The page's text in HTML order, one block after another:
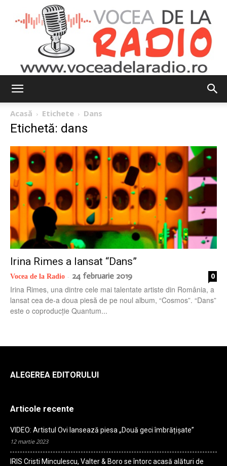
la
radio
Acasă Etichete Dans
Etichetă: dans
Irina Rimes a lansat “Dans”
Vocea de la Radio - 24 februarie 2019 0
Irina Rimes, una dintre cele mai talentate artiste din România, a
lansat cea de-a doua piesă de pe noul album, “Cosmos”. “Dans”
este o coproducție Quantum...
ALEGEREA EDITORULUI
Articole recente
VIDEO: Artistul Ovi lansează piesa „Două geci îmbrățișate”
12 martie 2023
IRIS Cristi Minculescu, Valter & Boro se întorc acasă alături de